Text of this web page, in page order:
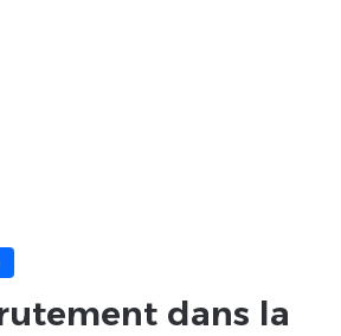
dans la